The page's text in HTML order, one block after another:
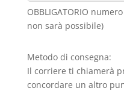
OBBLIGATORIO
non sarà possibile)
Metodo di consegna:
Il corriere ti chiamerà
concordare un altro